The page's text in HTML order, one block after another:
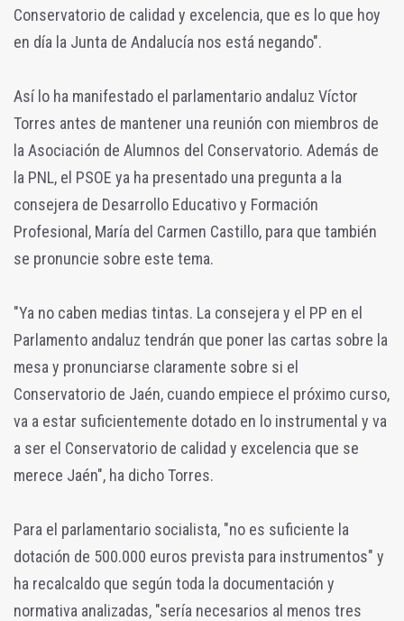
Conservatorio de calidad y excelencia, que es lo que hoy
en día la Junta de Andalucía nos está negando".
Así lo ha manifestado el parlamentario andaluz Víctor
Torres antes de mantener una reunión con miembros de
la Asociación de Alumnos del Conservatorio. Además de
la PNL, el PSOE ya ha presentado una pregunta a la
consejera de Desarrollo Educativo y Formación
Profesional, María del Carmen Castillo, para que también
se pronuncie sobre este tema.
"Ya no caben medias tintas. La consejera y el PP en el
Parlamento andaluz tendrán que poner las cartas sobre la
mesa y pronunciarse claramente sobre si el
Conservatorio de Jaén, cuando empiece el próximo curso,
va a estar suficientemente dotado en lo instrumental y va
a ser el Conservatorio de calidad y excelencia que se
merece Jaén", ha dicho Torres.
Para el parlamentario socialista, "no es suficiente la
dotación de 500.000 euros prevista para instrumentos" y
ha recalcaldo que según toda la documentación y
normativa analizadas, "sería necesarios al menos tres